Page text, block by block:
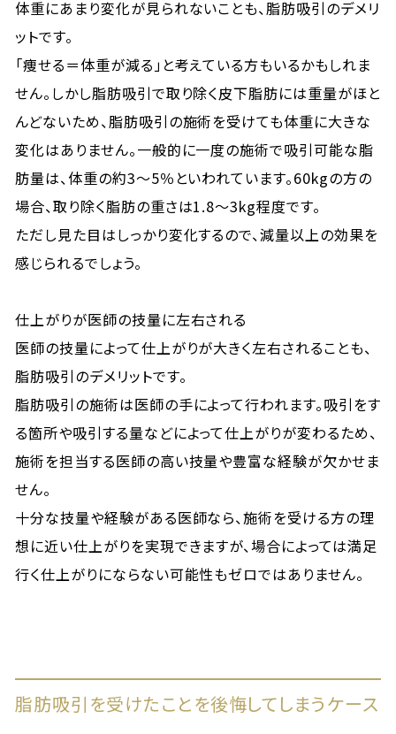
体重にあまり変化が見られないことも、脂肪吸引のデメリ
ットです。
「痩せる＝体重が減る」と考えている方もいるかもしれま
せん。しかし脂肪吸引で取り除く皮下脂肪には重量がほと
んどないため、脂肪吸引の施術を受けても体重に大きな
変化はありません。一般的に一度の施術で吸引可能な脂
肪量は、体重の約3〜5％といわれています。60kgの方の
場合、取り除く脂肪の重さは1.8〜3kg程度です。
ただし見た目はしっかり変化するので、減量以上の効果を
感じられるでしょう。
仕上がりが医師の技量に左右される
医師の技量によって仕上がりが大きく左右されることも、
脂肪吸引のデメリットです。
脂肪吸引の施術は医師の手によって行われます。吸引をす
る箇所や吸引する量などによって仕上がりが変わるため、
施術を担当する医師の高い技量や豊富な経験が欠かせま
せん。
十分な技量や経験がある医師なら、施術を受ける方の理
想に近い仕上がりを実現できますが、場合によっては満足
行く仕上がりにならない可能性もゼロではありません。
脂肪吸引を受けたことを後悔してしまうケース